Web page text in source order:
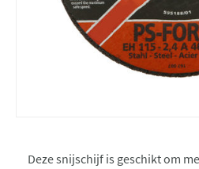
Deze snijschijf is geschikt om